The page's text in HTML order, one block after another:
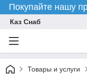
Покупайте нашу
Каз Снаб
Товары и услуги